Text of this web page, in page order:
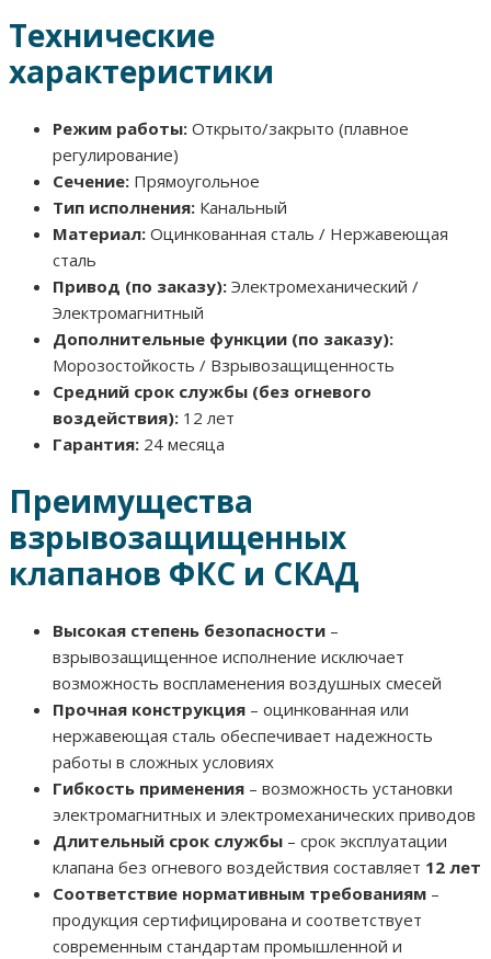
Технические
характеристики
Режим работы: Открыто/закрыто (плавное
регулирование)
Сечение: Прямоугольное
Тип исполнения: Канальный
Материал: Оцинкованная сталь / Нержавеющая
сталь
Привод (по заказу): Электромеханический /
Электромагнитный
Дополнительные функции (по заказу):
Морозостойкость / Взрывозащищенность
Средний срок службы (без огневого
воздействия): 12 лет
Гарантия: 24 месяца
Преимущества
взрывозащищенных
клапанов ФКС и СКАД
Высокая степень безопасности –
взрывозащищенное исполнение исключает
возможность воспламенения воздушных смесей
Прочная конструкция – оцинкованная или
нержавеющая сталь обеспечивает надежность
работы в сложных условиях
Гибкость применения – возможность установки
электромагнитных и электромеханических приводов
Длительный срок службы – срок эксплуатации
клапана без огневого воздействия составляет 12 лет
Соответствие нормативным требованиям –
продукция сертифицирована и соответствует
современным стандартам промышленной и